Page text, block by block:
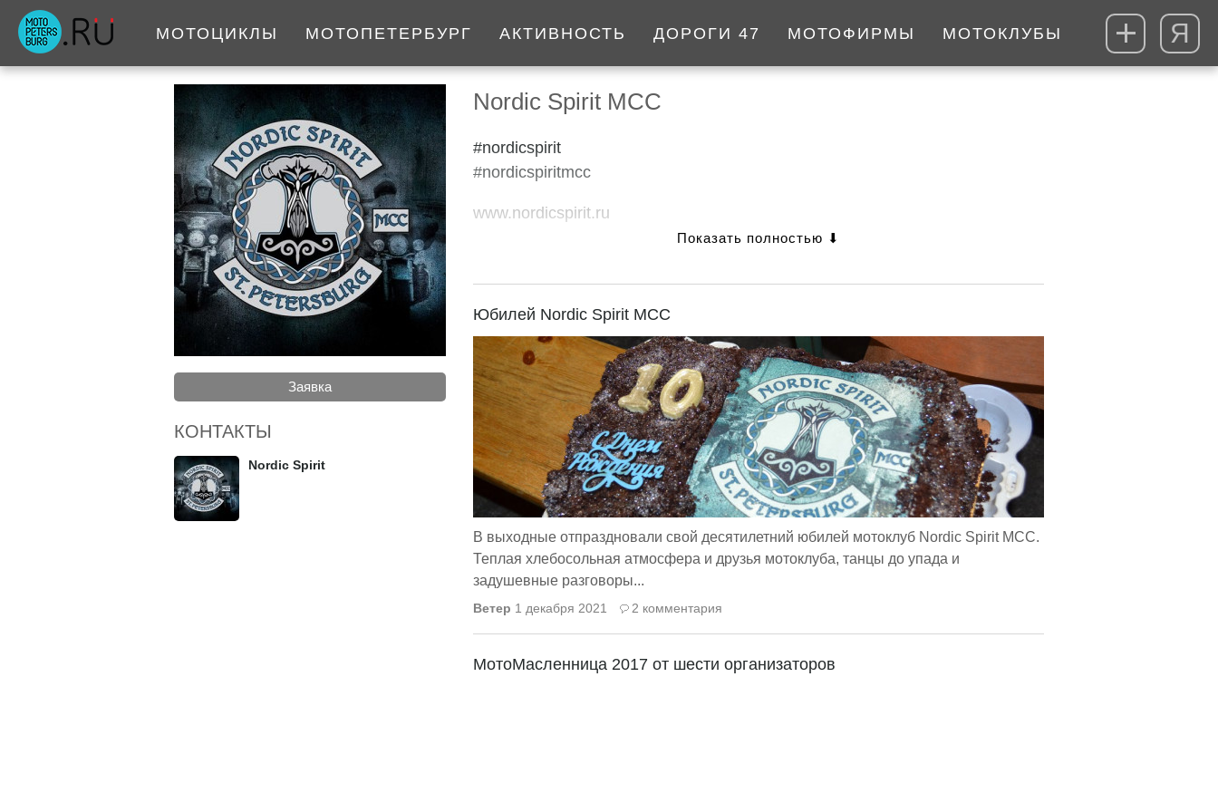
Я
ДОРОГИ 47 МОТОФИРМЫ
МОТОЦИКЛЫ МОТОПЕТЕРБУРГ АКТИВНОСТЬ МОТОКЛУБЫ
Nordic Spirit MCC
#nordicspirit
#nordicspiritmcc
www.nordicspirit.ru
#nordicspiritmccи#nordicspirit
Заявка
КОНТАКТЫ
Nordic Spirit
Юбилей Nordic Spirit MCC
В выходные отпраздновали свой десятилетний юбилей мотоклуб Nordic Spirit MCC.
Теплая хлебосольная атмосфера и друзья мотоклуба, танцы до упада и
задушевные разговоры...
Ветер 1 декабря 2021 2 комментария
МотоМасленница 2017 от шести организаторов